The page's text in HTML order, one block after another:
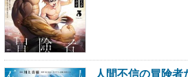
人間不信の冒険